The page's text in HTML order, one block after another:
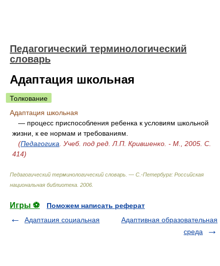
Педагогический терминологический
словарь
Адаптация школьная
Толкование
Адаптация школьная
— процесс приспособления ребенка к условиям школьной
жизни, к ее нормам и требованиям.
(Педагогика . Учеб. под ред. Л.П. Крившенко. - М., 2005. С.
414)
Педагогический терминологический словарь. — С.-Петербург: Российская
национальная библиотека 2006
Игры ⚽
Поможем написать реферат
Адаптация социальная
Адаптивная образовательная
среда